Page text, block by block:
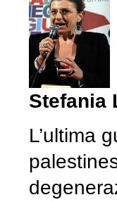
Stefania
L’ultima